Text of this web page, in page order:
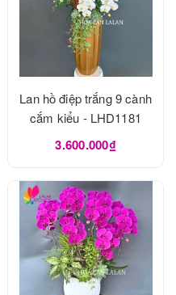
Lan hồ điệp trắng 9 cành
cắm kiểu - LHD1181
3.600.000₫